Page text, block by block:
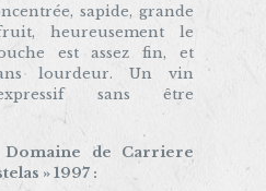
sapide, grande
heureusement le
est assez fin, et
lourdeur. Un vin
sans être
Domaine de Carriere
» 1997 :